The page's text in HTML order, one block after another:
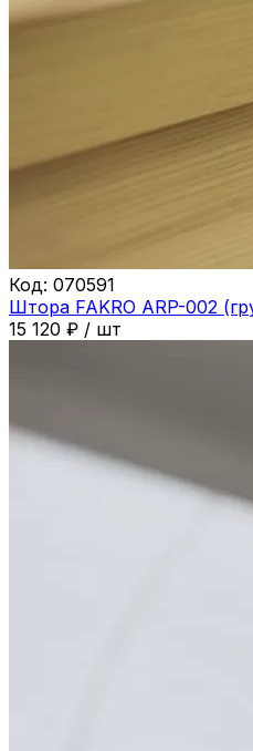
Код: 070591
Штора FAKRO ARP-002
15 120 ₽ / шт